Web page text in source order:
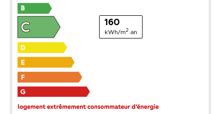
160
kWh/m2 .an